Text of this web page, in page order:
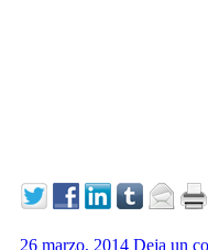
26 marzo, 2014 Deja un